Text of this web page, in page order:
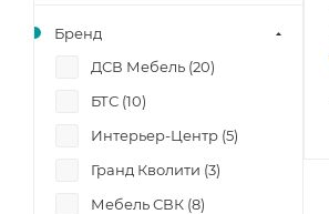
Бренд
ДСВ Мебель (20)
БТС (10)
Интерьер-Центр (5)
Гранд Кволити (3)
Мебель СВК (8)